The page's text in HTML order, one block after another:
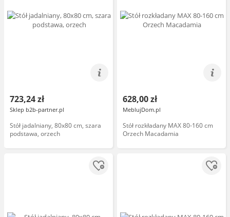
723,24 zł
Sklep b2b-partner.pl
Stół jadalniany, 80x80 cm, szara
podstawa, orzech
628,00 zł
MeblujDom.pl
Stół rozkładany MAX 80-160 cm
Orzech Macadamia